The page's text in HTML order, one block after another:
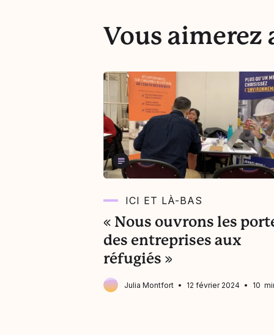
Vous aimerez
ICI ET LÀ-BAS
« Nous ouvrons les
des entreprises aux
réfugiés »
Julia Montfort 12 février 2024 10